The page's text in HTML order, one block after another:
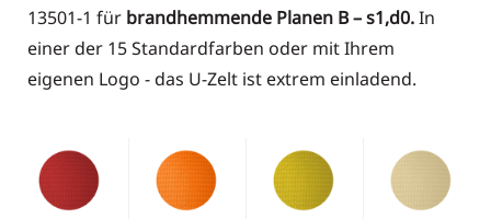
13501-1 für brandhemmende Planen B – s1,d0.In
einer der 15 Standardfarben oder mit Ihrem
eigenen Logo - das U-Zelt ist extrem einladend.